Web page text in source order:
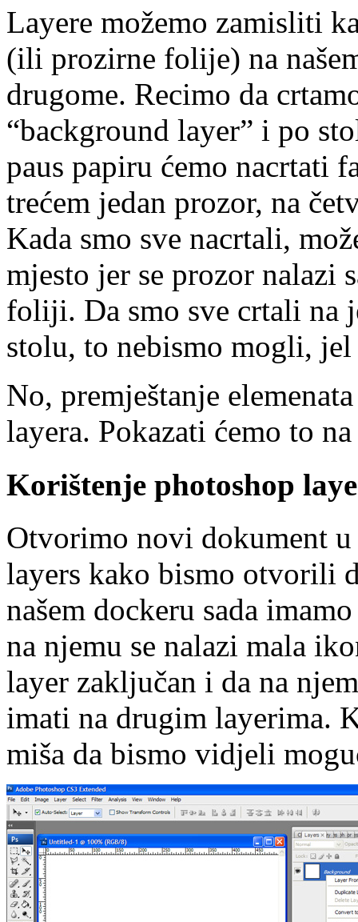
Layere možemo zamisliti
(ili prozirne folije) na
drugome. Recimo da
“background layer” i po
paus papiru ćemo nacrtati
trećem jedan prozor, na
Kada smo sve nacrtali,
mjesto jer se prozor nalazi
foliji. Da smo sve crtali na
stolu, to nebismo mogli, jel
No, premještanje
layera. Pokazati ćemo to
Korištenje photoshop
Otvorimo novi dokument
layers kako bismo otvorili
našem dockeru sada
na njemu se nalazi mala
layer zaključan i da na
imati na drugim layerima.
miša da bismo vidjeli